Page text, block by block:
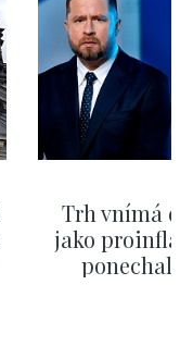
Trh vnímá
jako
ponechali